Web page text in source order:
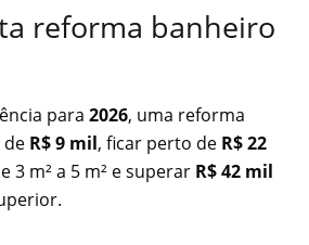
reforma banheiro
para 2026, uma reforma
R$ 9 mil, ficar perto de R$ 22
3 m² a 5 m² e superar R$ 42 mil